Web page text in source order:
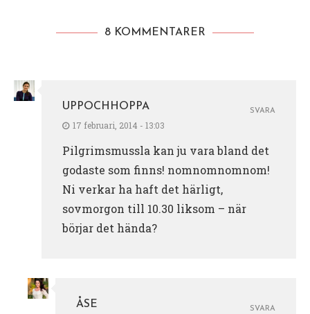
8 KOMMENTARER
UPPOCHHOPPA
17 februari, 2014 - 13:03
Pilgrimsmussla kan ju vara bland det
godaste som finns! nomnomnomnom!
Ni verkar ha haft det härligt,
sovmorgon till 10.30 liksom – när
börjar det hända?
SVARA
ÅSE
SVARA